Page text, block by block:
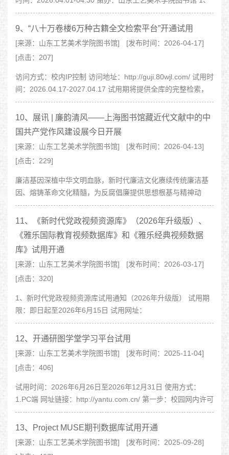
廉韵清风——上海图书馆藏近代文献中的中国共产..
9、“八十万卷楼6万种古籍全文检索平台”开通试用
[来源：山东工艺美术学院图书馆]
[发布时间：2026-04-17]
[点击：207]
访问方式：校内IP控制 访问地址：http://guji.80wjl.com/ 试用时
间：2026.04.17-2027.04.17 试用期将提供全库的完整检索，
但鉴于设备和网络条件，每书提供50%的试读且最多500页。
资源介绍：
10、展讯 | 廉韵清风——上海图书馆藏近代文献中的中
国共产党作风建设展今日开展
[来源：山东工艺美术学院图书馆]
[发布时间：2026-04-13]
[点击：229]
廉洁基因深植中华文明血脉，新时代廉洁文化赓续传统廉洁基
因、熔铸革命文化精髓，为反腐倡廉提供思想根基与精神动
力。中央八项规定是新时代改进作风的切入口与动员令，落实
该项规定精神是一场攻坚战、持久..
11、《新时代党政视频资源库》（2026年升级版）、
《雅乐国际教育视频数据库》和《雅乐经典视频数据
库》试用开通
[来源：山东工艺美术学院图书馆]
[发布时间：2026-03-17]
[点击：320]
1、新时代党政视频资源库试用通知（2026年升级版） 试用期
限：即日起至2026年6月15日 试用网址：
http://syxsd.bystong.com 使用方式：校内IP控制，PC端与移
动端均支持在线播放，点开即看，无需登录..
12、开通研图学堂学习平台试用
[来源：山东工艺美术学院图书馆]
[发布时间：2025-11-04]
[点击：406]
试用时间：2026年6月26日至2026年12月31日 使用方式：
1.PC端 网址链接：http://yantu.com.cn/ 第一步：校园网内许可
IP范围内，在图书馆网站点击“研图学堂”使用。 第二步：使用
手机..
13、Project MUSE期刊数据库试用开通
[来源：山东工艺美术学院图书馆]
[发布时间：2025-09-28]